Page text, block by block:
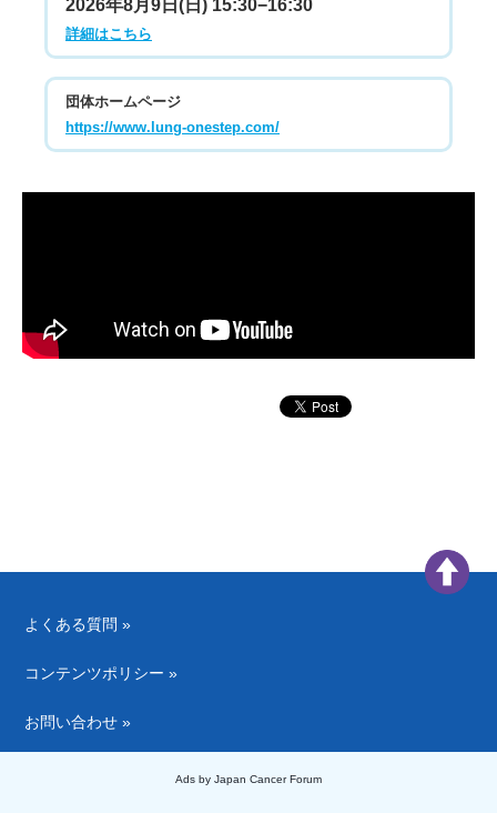
2026年8月9日(日) 15:30−16:30
詳細はこちら
団体ホームページ
https://www.lung-onestep.com/
よくある質問 »
コンテンツポリシー »
お問い合わせ »
Ads by Japan Cancer Forum